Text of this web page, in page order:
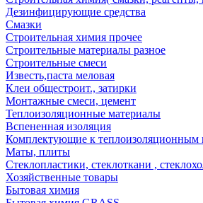
Дезинфицирующие средства
Смазки
Строительная химия прочее
Строительные материалы разное
Строительные смеси
Известь,паста меловая
Клеи общестроит., затирки
Монтажные смеси, цемент
Теплоизоляционные материалы
Вспененная изоляция
Комплектующие к теплоизоляционным
Маты, плиты
Стеклопластики, стеклоткани ,
Хозяйственные товары
Бытовая химия